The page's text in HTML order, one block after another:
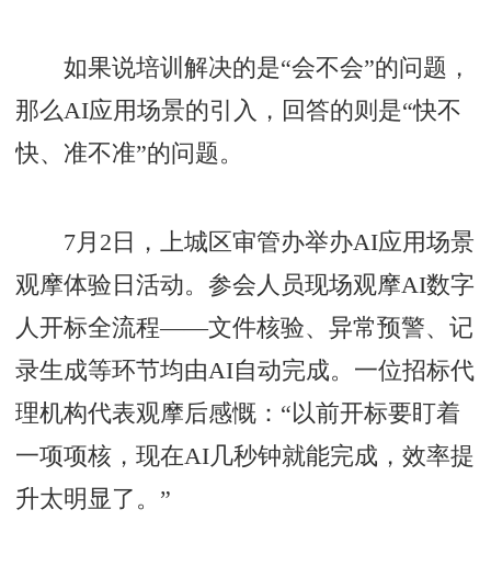
如果说培训解决的是“会不会”的问题，
那么AI应用场景的引入，回答的则是“快不
快、准不准”的问题。
7月2日，上城区审管办举办AI应用场景
观摩体验日活动。参会人员现场观摩AI数字
人开标全流程——文件核验、异常预警、记
录生成等环节均由AI自动完成。一位招标代
理机构代表观摩后感慨：“以前开标要盯着
一项项核，现在AI几秒钟就能完成，效率提
升太明显了。”